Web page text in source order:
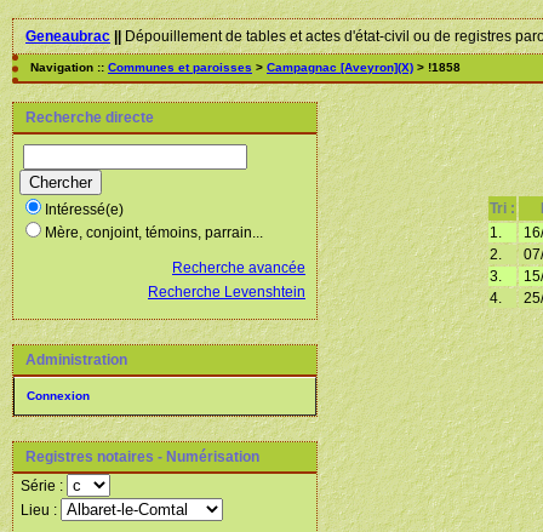
Geneaubrac||Dépouillement de tables et actes d'état-civil ou de registres
Navigation :: Communes et paroisses > Campagnac [Aveyron](X) > !1858
Recherche directe
Intéressé(e)
Mère, conjoint, témoins, parrain...
Recherche avancée
Recherche Levenshtein
Administration
Connexion
Registres notaires - Numérisation
Série :
Lieu :
Tri :
1.
2.
3.
4.